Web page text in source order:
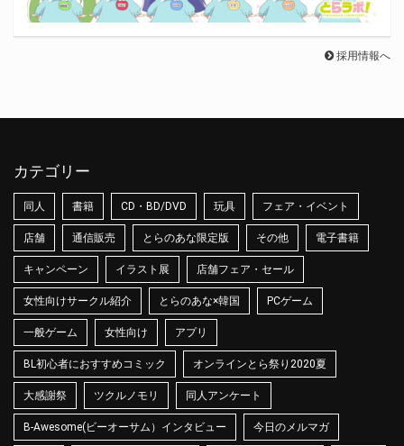
採用情報へ
カテゴリー
同人 書籍 CD・BD/DVD 玩具 フェア・イベント
店舗 通信販売 とらのあな限定版 その他 電子書籍
キャンペーン イラスト展 店舗フェア・セール
女性向けサークル紹介 とらのあな×韓国 PCゲーム
一般ゲーム 女性向け アプリ
BL初心者におすすめコミック オンラインとら祭り2020夏
大感謝祭 ツクルノモリ 同人アンケート
B-Awesome(ビーオーサム）インタビュー 今日のメルマガ